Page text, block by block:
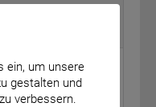
Forschung
für die
ein, um unsere
gestalten und
verbessern.